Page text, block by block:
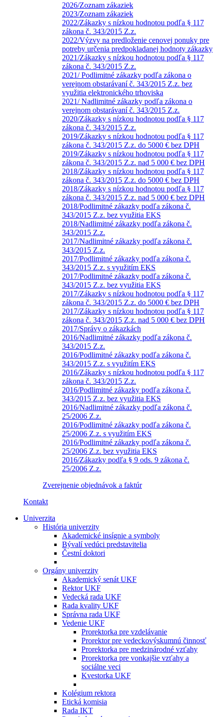
2026/Zoznam zákaziek
2023/Zoznam zákaziek
2022/Zákazky s nízkou hodnotou podľa § 117
zákona č. 343/2015 Z.z.
2022/Výzvy na predloženie cenovej ponuky pre
potreby určenia predpokladanej hodnoty zákazky
2021/Zákazky s nízkou hodnotou podľa § 117
zákona č. 343/2015 Z.z.
2021/ Podlimitné zákazky podľa zákona o
verejnom obstarávaní č. 343/2015 Z.z. bez
využitia elektronického trhoviska
2021/ Nadlimitné zákazky podľa zákona o
verejnom obstarávaní č. 343/2015 Z.z.
2020/Zákazky s nízkou hodnotou podľa § 117
zákona č. 343/2015 Z.z.
2019/Zákazky s nízkou hodnotou podľa § 117
zákona č. 343/2015 Z.z. do 5000 € bez DPH
2019/Zákazky s nízkou hodnotou podľa § 117
zákona č. 343/2015 Z.z. nad 5 000 € bez DPH
2018/Zákazky s nízkou hodnotou podľa § 117
zákona č. 343/2015 Z.z. do 5000 € bez DPH
2018/Zákazky s nízkou hodnotou podľa § 117
zákona č. 343/2015 Z.z. nad 5 000 € bez DPH
2018/Podlimitné zákazky podľa zákona č.
343/2015 Z.z. bez využitia EKS
2018/Nadlimitné zákazky podľa zákona č.
343/2015 Z.z.
2017/Nadlimitné zákazky podľa zákona č.
343/2015 Z.z.
2017/Podlimitné zákazky podľa zákona č.
343/2015 Z.z. s využitím EKS
2017/Podlimitné zákazky podľa zákona č.
343/2015 Z.z. bez využitia EKS
2017/Zákazky s nízkou hodnotou podľa § 117
zákona č. 343/2015 Z.z. do 5000 € bez DPH
2017/Zákazky s nízkou hodnotou podľa § 117
zákona č. 343/2015 Z.z. nad 5 000 € bez DPH
2017/Správy o zákazkách
2016/Nadlimitné zákazky podľa zákona č.
343/2015 Z.z.
2016/Podlimitné zákazky podľa zákona č.
343/2015 Z.z. s využitím EKS
2016/Zákazky s nízkou hodnotou podľa § 117
zákona č. 343/2015 Z.z.
2016/Podlimitné zákazky podľa zákona č.
343/2015 Z.z. bez využitia EKS
2016/Nadlimitné zákazky podľa zákona č.
25/2006 Z.z.
2016/Podlimitné zákazky podľa zákona č.
25/2006 Z.z. s využitím EKS
2016/Podlimitné zákazky podľa zákona č.
25/2006 Z.z. bez využitia EKS
2016/Zákazky podľa § 9 ods. 9 zákona č.
25/2006 Z.z.
Zverejnenie objednávok a faktúr
Kontakt
Univerzita
História univerzity
Akademické insígnie a symboly
Bývalí vedúci predstavitelia
Čestní doktori
Orgány univerzity
Akademický senát UKF
Rektor UKF
Vedecká rada UKF
Rada kvality UKF
Správna rada UKF
Vedenie UKF
Prorektorka pre vzdelávanie
Prorektor pre vedeckovýskumnú činnosť
Prorektorka pre medzinárodné vzťahy
Prorektorka pre vonkajšie vzťahy a
sociálne veci
Kvestorka UKF
Kolégium rektora
Etická komisia
Rada IKT